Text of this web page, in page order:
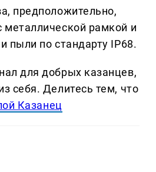
предположительно,
металлической рамкой и
пыли по стандарту IP68.
для добрых казанцев,
себя. Делитеcь тем, что
Казанец